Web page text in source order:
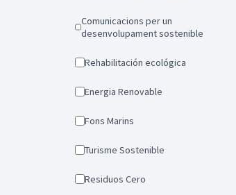
Comunicacions per un
desenvolupament sostenible
Rehabilitación ecológica
Energia Renovable
Fons Marins
Turisme Sostenible
Residuos Cero